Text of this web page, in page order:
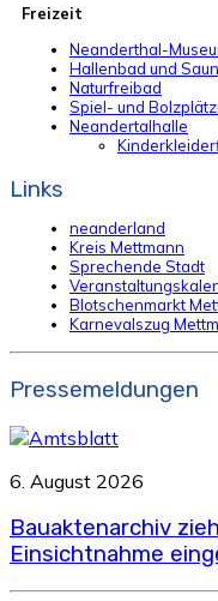
Freizeit
Neanderthal-
Hallenbad und
Naturfreibad
Spiel- und
Neandertalhalle
Links
neanderland
Kreis Mettmann
Sprechende Stadt
Blotschenmarkt
Karnevalszug
Pressemeldungen
6. August 2026
Bauaktenarchiv
Einsichtnahme